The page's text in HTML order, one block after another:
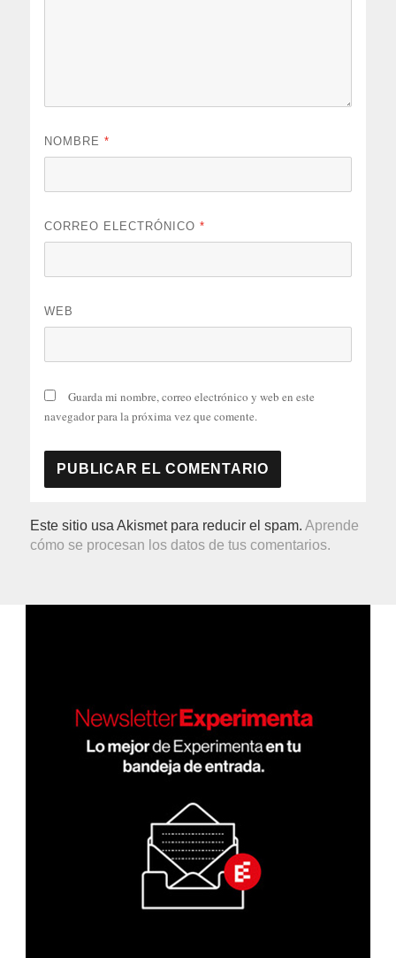
NOMBRE*
CORREO ELECTRÓNICO*
WEB
Guarda mi nombre, correo electrónico y web en este
navegador para la próxima vez que comente.
Este sitio usa Akismet para reducir el spam.Aprende
cómo se procesan los datos de tus comentarios.